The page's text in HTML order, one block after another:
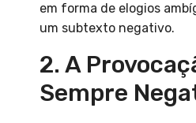
em forma de elogios
um subtexto negativo.
2. A
Sempre